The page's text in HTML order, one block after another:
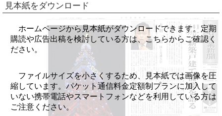
見本紙をダウンロード
ホームページから見本紙がダウンロードできます。定期
購読や広告出稿を検討している方は、こちらからご確認く
ださい。
ファイルサイズを小さくするため、見本紙では画像を圧
縮しています。パケット通信料金定額制プランに加入して
いない携帯電話やスマートフォンなどを利用している方は
ご注意ください。